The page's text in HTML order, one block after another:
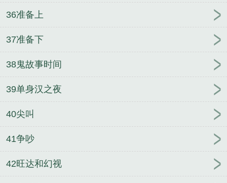
36准备上
37准备下
38鬼故事时间
39单身汉之夜
40尖叫
41争吵
42旺达和幻视